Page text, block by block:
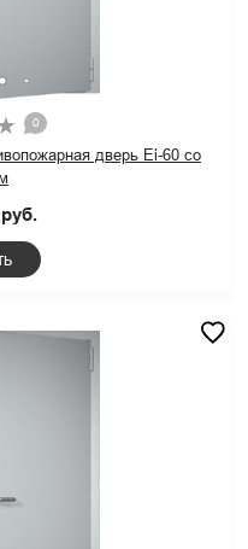
0
дверь Ei-60 со